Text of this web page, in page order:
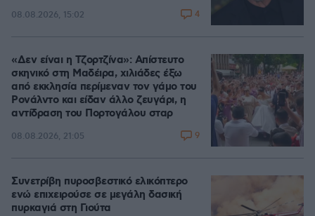
08.08.2026, 15:02 4
«Δεν είναι η Τζορτζίνα»: Απίστευτο
σκηνικό στη Μαδέιρα, χιλιάδες έξω
από εκκλησία περίμεναν τον γάμο του
Ρονάλντο και είδαν άλλο ζευγάρι, η
αντίδραση του Πορτογάλου σταρ
08.08.2026, 21:05 9
Συνετρίβη πυροσβεστικό ελικόπτερο
ενώ επιχειρούσε σε μεγάλη δασική
πυρκαγιά στη Γιούτα